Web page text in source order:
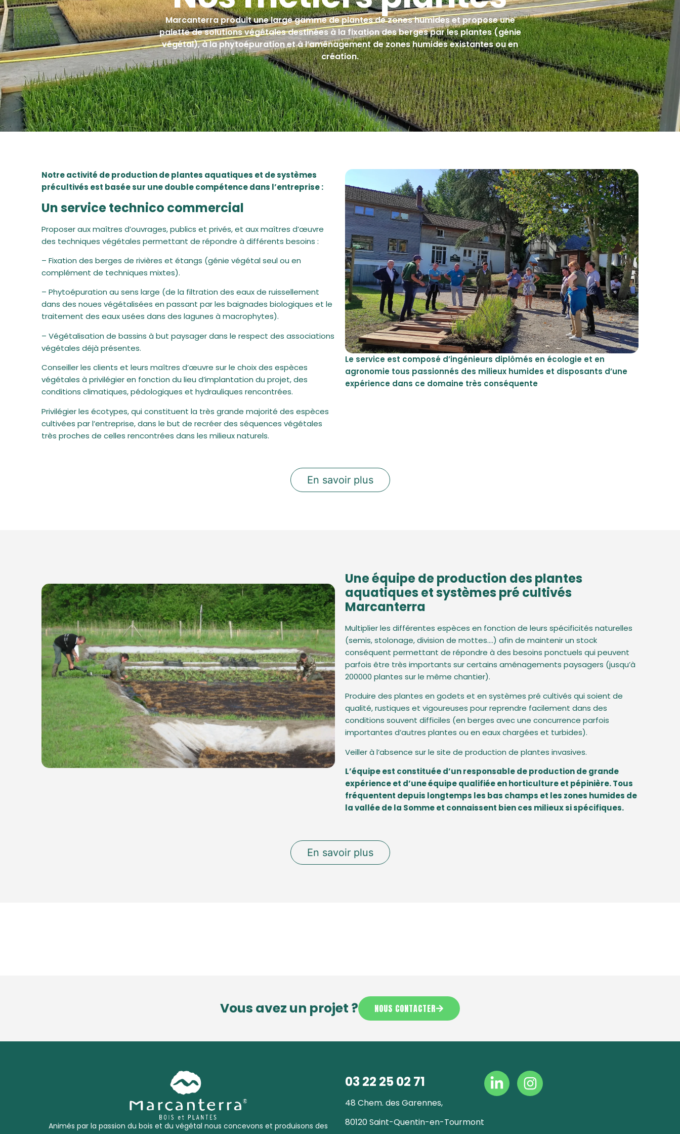
Marcanterra produit une large gamme de plantes de zones humides et propose une
palette de solutions végétales destinées à la fixation des berges par les plantes (génie
végétal), à la phytoépuration et à l’aménagement de zones humides existantes ou en
création.
Notre activité de production de plantes aquatiques et de systèmes
précultivés est basée sur une double compétence dans l’entreprise :
Un service technico commercial
Proposer aux maîtres d’ouvrages, publics et privés, et aux maîtres d’œuvre
des techniques végétales permettant de répondre à différents besoins :
– Fixation des berges de rivières et étangs (génie végétal seul ou en
complément de techniques mixtes).
– Phytoépuration au sens large (de la filtration des eaux de ruissellement
dans des noues végétalisées en passant par les baignades biologiques et le
traitement des eaux usées dans des lagunes à macrophytes).
– Végétalisation de bassins à but paysager dans le respect des associations
végétales déjà présentes.
Conseiller les clients et leurs maîtres d’œuvre sur le choix des espèces
végétales à privilégier en fonction du lieu d’implantation du projet, des
conditions climatiques, pédologiques et hydrauliques rencontrées.
Privilégier les écotypes, qui constituent la très grande majorité des espèces
cultivées par l’entreprise, dans le but de recréer des séquences végétales
très proches de celles rencontrées dans les milieux naturels.
Le service est composé d’ingénieurs diplômés en écologie et en
agronomie tous passionnés des milieux humides et disposants d’une
expérience dans ce domaine très conséquente
En savoir plus
Une équipe de production des plantes
aquatiques et systèmes pré cultivés
Marcanterra
Multiplier les différentes espèces en fonction de leurs spécificités naturelles
(semis, stolonage, division de mottes….) afin de maintenir un stock
conséquent permettant de répondre à des besoins ponctuels qui peuvent
parfois être très importants sur certains aménagements paysagers (jusqu’à
200000 plantes sur le même chantier).
Produire des plantes en godets et en systèmes pré cultivés qui soient de
qualité, rustiques et vigoureuses pour reprendre facilement dans des
conditions souvent difficiles (en berges avec une concurrence parfois
importantes d’autres plantes ou en eaux chargées et turbides).
Veiller à l’absence sur le site de production de plantes invasives.
L’équipe est constituée d’un responsable de production de grande
expérience et d’une équipe qualifiée en horticulture et pépinière. Tous
fréquentent depuis longtemps les bas champs et les zones humides de
la vallée de la Somme et connaissent bien ces milieux si spécifiques.
En savoir plus
Vous avez un projet ? NOUS CONTACTER
Animés par la passion du bois et du végétal nous concevons et produisons des
03 22 25 02 71
48 Chem. des Garennes,
80120 Saint-Quentin-en-Tourmont